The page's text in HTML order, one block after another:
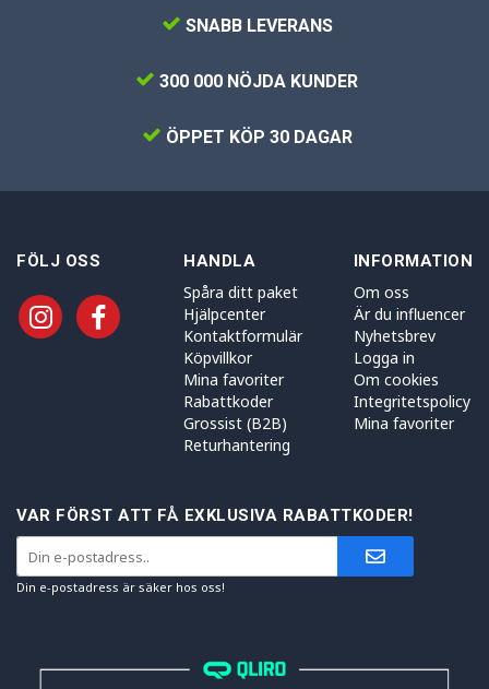
SNABB LEVERANS
300 000 NÖJDA KUNDER
ÖPPET KÖP 30 DAGAR
FÖLJ OSS HANDLA
Spåra ditt paket
Hjälpcenter
Kontaktformulär
Köpvillkor
Mina favoriter
Rabattkoder
Grossist (B2B)
Returhantering
INFORMATION
Om oss
Är du influencer
Nyhetsbrev
Logga in
Om cookies
Integritetspolicy
Mina favoriter
VAR FÖRST ATT FÅ EXKLUSIVA RABATTKODER!
Din e-postadress är säker hos oss!